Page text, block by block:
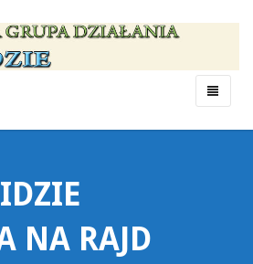
NA RAJD